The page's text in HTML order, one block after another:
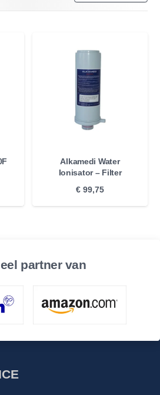
Alkamedi Water
Ionisator – Filter
€ 99,75
partner van